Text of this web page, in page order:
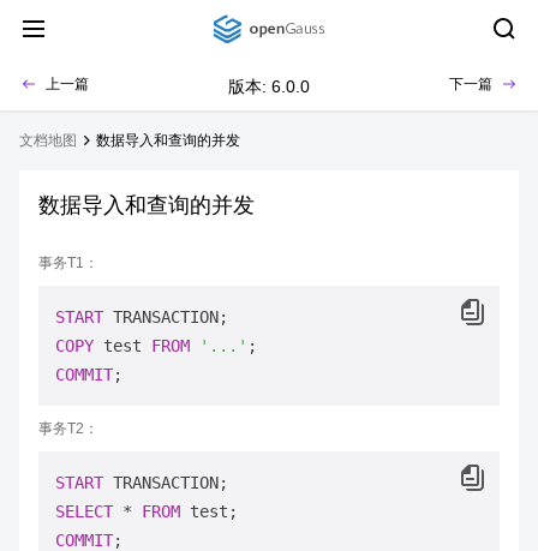
上一篇 版本: 6.0.0 下一篇
文档地图 数据导入和查询的并发
数据导入和查询的并发
事务T1：
START
COPY test FROM '...'
COMMIT
事务T2：
START
SELECT * FROM
COMMIT